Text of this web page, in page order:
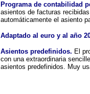
Programa de contabilidad
asientos de facturas
automáticamente el asiento
Adaptado al euro y al año
Asientos predefinidos. El
con una extraordinaria
asientos predefinidos. Muy